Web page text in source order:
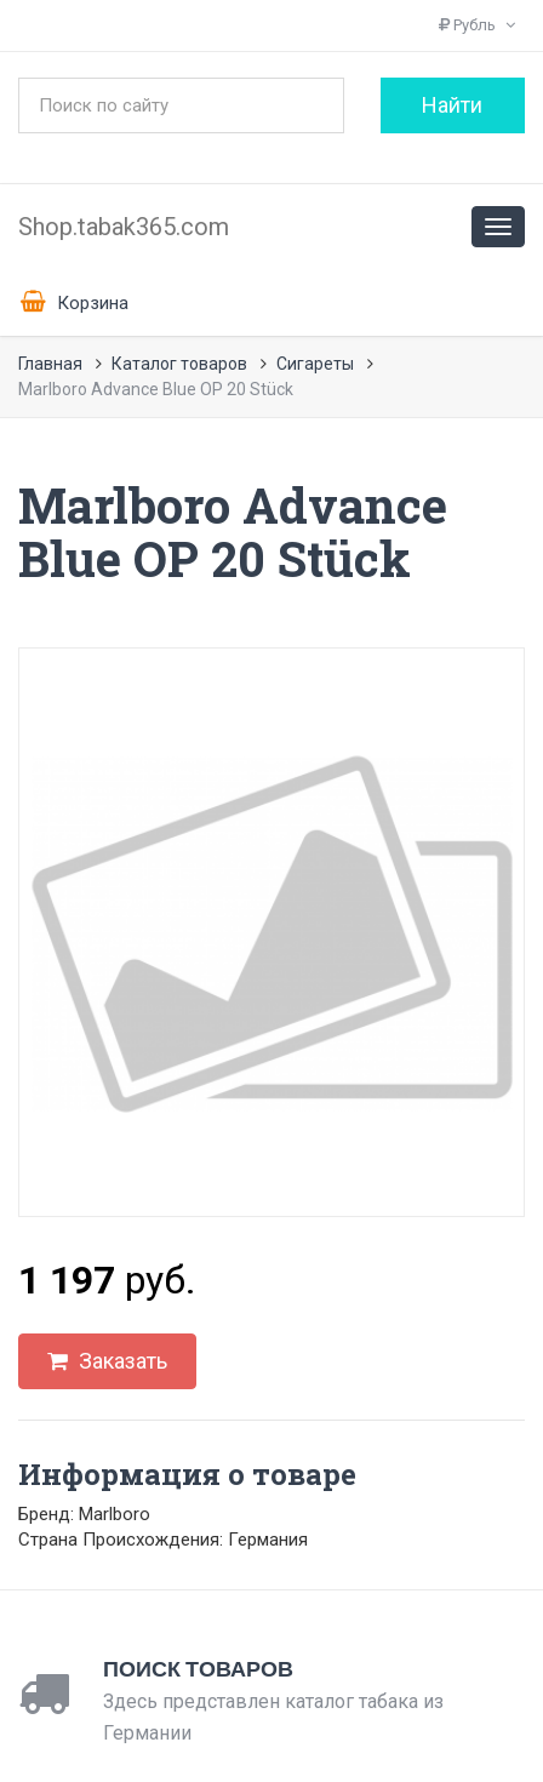
Рубль
Shop.tabak365.com
Корзина
Главная Каталог товаров
Сигареты
Marlboro Advance Blue OP 20 Stück
Marlboro Advance
Blue OP 20 Stück
1 197 руб.
Заказать
Информация о товаре
Бренд: Marlboro
Страна Происхождения: Германия
ПОИСК ТОВАРОВ
Здесь представлен каталог табака из
Германии